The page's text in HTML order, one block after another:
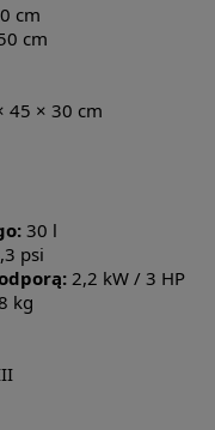
cm
cm
45 × 30 cm
30 l
psi
2,2 kW / 3 HP
kg